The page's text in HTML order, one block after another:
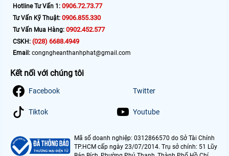
Hotline Tư Vấn 1: 0906.72.73.77
Tư Vấn Kỹ Thuật: 0906.855.330
Tư Vấn Mua Hàng: 0902.452.577
CSKH: (028) 6688.4949
Email: congngheanthanhphat@gmail.com
Kết nối với chúng tôi
Facebook Twitter
Tiktok Youtube
Mã số doanh nghiệp: 0312866570 do Sở Tài Chính
TP.HCM cấp ngày 23/07/2014. Trụ sở chính: 51 Lũy